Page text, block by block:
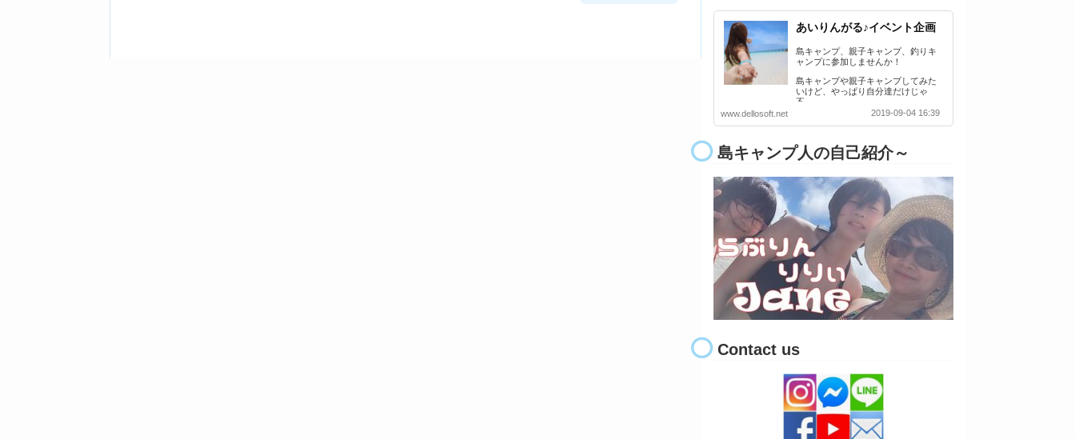
あいりんがる♪イベント企画
島キャンプ、親子キャンプ、釣りキ
ャンプに参加しませんか！
島キャンプや親子キャンプしてみた
いけど、やっぱり自分達だけじゃ
不…
www.dellosoft.net
2019-09-04 16:39
島キャンプ人の自己紹介～
Contact us